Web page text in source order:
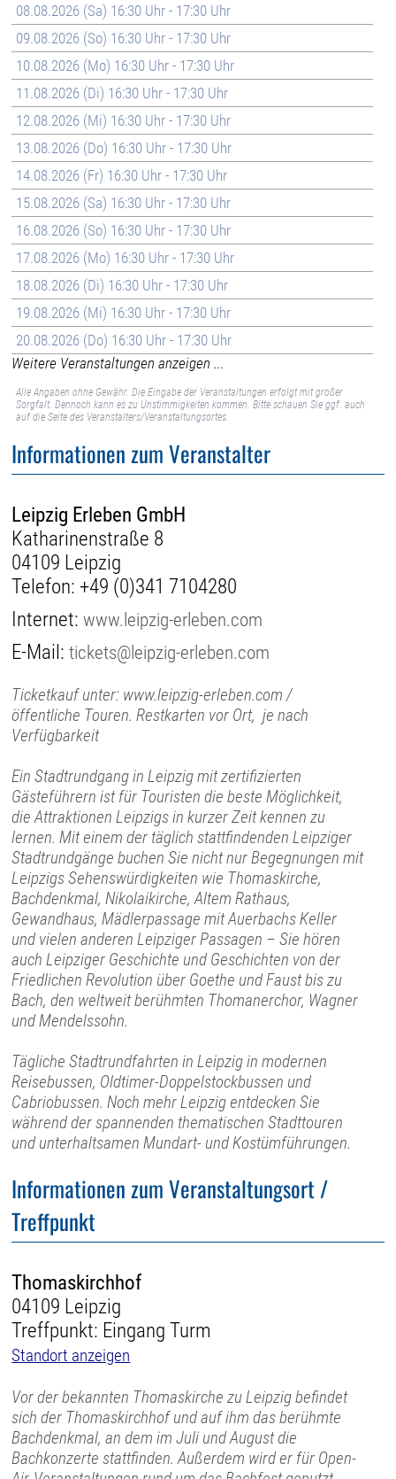
08.08.2026 (Sa) 16:30 Uhr - 17:30 Uhr
09.08.2026 (So) 16:30 Uhr - 17:30 Uhr
10.08.2026 (Mo) 16:30 Uhr - 17:30 Uhr
11.08.2026 (Di) 16:30 Uhr - 17:30 Uhr
12.08.2026 (Mi) 16:30 Uhr - 17:30 Uhr
13.08.2026 (Do) 16:30 Uhr - 17:30 Uhr
14.08.2026 (Fr) 16:30 Uhr - 17:30 Uhr
15.08.2026 (Sa) 16:30 Uhr - 17:30 Uhr
16.08.2026 (So) 16:30 Uhr - 17:30 Uhr
17.08.2026 (Mo) 16:30 Uhr - 17:30 Uhr
18.08.2026 (Di) 16:30 Uhr - 17:30 Uhr
19.08.2026 (Mi) 16:30 Uhr - 17:30 Uhr
20.08.2026 (Do) 16:30 Uhr - 17:30 Uhr
Weitere Veranstaltungen anzeigen ...
Alle Angaben ohne Gewähr. Die Eingabe der Veranstaltungen erfolgt mit großer
Sorgfalt. Dennoch kann es zu Unstimmigkeiten kommen. Bitte schauen Sie ggf. auch
auf die Seite des Veranstalters/Veranstaltungsortes.
Informationen zum Veranstalter
Leipzig Erleben GmbH
Katharinenstraße 8
04109 Leipzig
Telefon: +49 (0)341 7104280
Internet:www.leipzig-erleben.com
E-Mail:tickets@leipzig-erleben.com
Ticketkauf unter: www.leipzig-erleben.com /
öffentliche Touren. Restkarten vor Ort, je nach
Verfügbarkeit
Ein Stadtrundgang in Leipzig mit zertifizierten
Gästeführern ist für Touristen die beste Möglichkeit,
die Attraktionen Leipzigs in kurzer Zeit kennen zu
lernen. Mit einem der täglich stattfindenden Leipziger
Stadtrundgänge buchen Sie nicht nur Begegnungen mit
Leipzigs Sehenswürdigkeiten wie Thomaskirche,
Bachdenkmal, Nikolaikirche, Altem Rathaus,
Gewandhaus, Mädlerpassage mit Auerbachs Keller
und vielen anderen Leipziger Passagen – Sie hören
auch Leipziger Geschichte und Geschichten von der
Friedlichen Revolution über Goethe und Faust bis zu
Bach, den weltweit berühmten Thomanerchor, Wagner
und Mendelssohn.
Tägliche Stadtrundfahrten in Leipzig in modernen
Reisebussen, Oldtimer-Doppelstockbussen und
Cabriobussen. Noch mehr Leipzig entdecken Sie
während der spannenden thematischen Stadttouren
und unterhaltsamen Mundart- und Kostümführungen.
Informationen zum Veranstaltungsort /
Treffpunkt
Thomaskirchhof
04109 Leipzig
Treffpunkt: Eingang Turm
Standort anzeigen
Vor der bekannten Thomaskirche zu Leipzig befindet
sich der Thomaskirchhof und auf ihm das berühmte
Bachdenkmal, an dem im Juli und August die
Bachkonzerte stattfinden. Außerdem wird er für Open-